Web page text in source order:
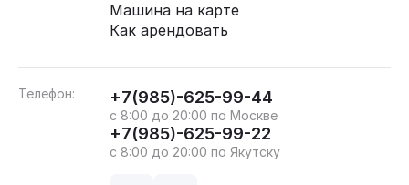
Машина на карте
Как арендовать
Телефон: +7(985)-625-99-44
с 8:00 до 20:00 по Москве
+7(985)-625-99-22
с 8:00 до 20:00 по Якутску